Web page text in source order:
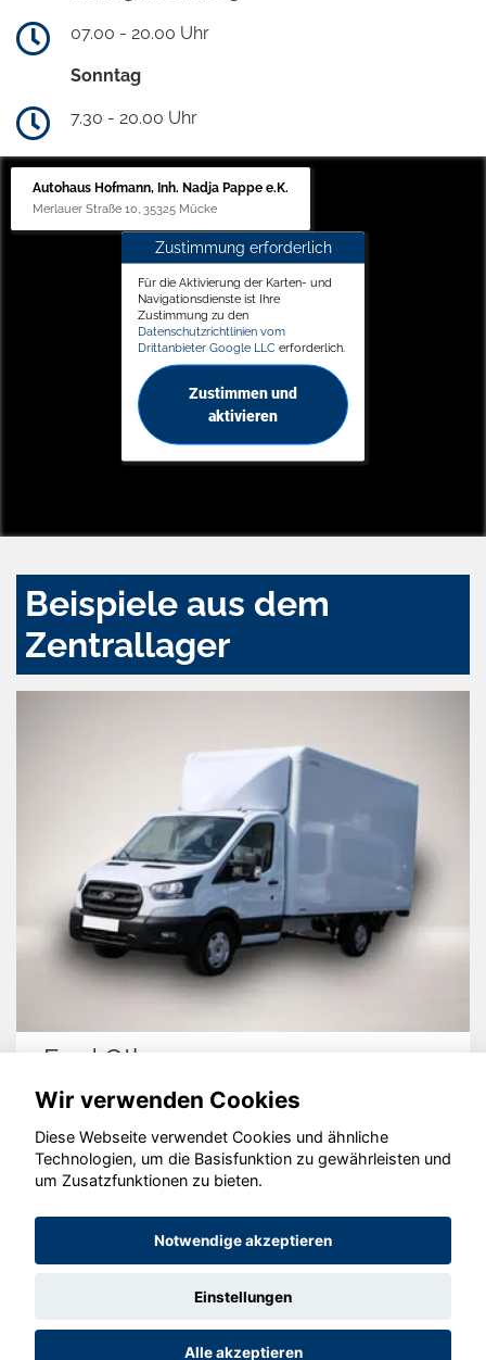
07.00 - 20.00 Uhr
Sonntag
7.30 - 20.00 Uhr
Autohaus Hofmann, Inh. Nadja Pappe e.K.
Merlauer Straße 10, 35325 Mücke
Zustimmung erforderlich
Für die Aktivierung der Karten- und
Navigationsdienste ist Ihre
Zustimmung zu den
Datenschutzrichtlinien vom
Drittanbieter Google LLC erforderlich.
Zustimmen und
aktivieren
Beispiele aus dem
Zentrallager
Ford Other
© konjunkturmotor.de GmbH 2020 - 2026
Wir verwenden Cookies
Diese Webseite verwendet Cookies und ähnliche
Technologien, um die Basisfunktion zu gewährleisten und
um Zusatzfunktionen zu bieten.
Notwendige akzeptieren
Einstellungen
Alle akzeptieren